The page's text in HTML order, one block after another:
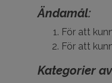
Ändamål:
För att
För att
Kategorier